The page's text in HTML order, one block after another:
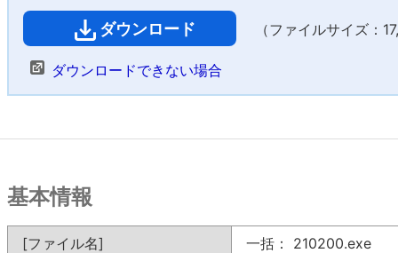
ダウンロード （ファイルサイズ：
ダウンロードできない場合
基本情報
[ファイル名]
一括： 210200.exe